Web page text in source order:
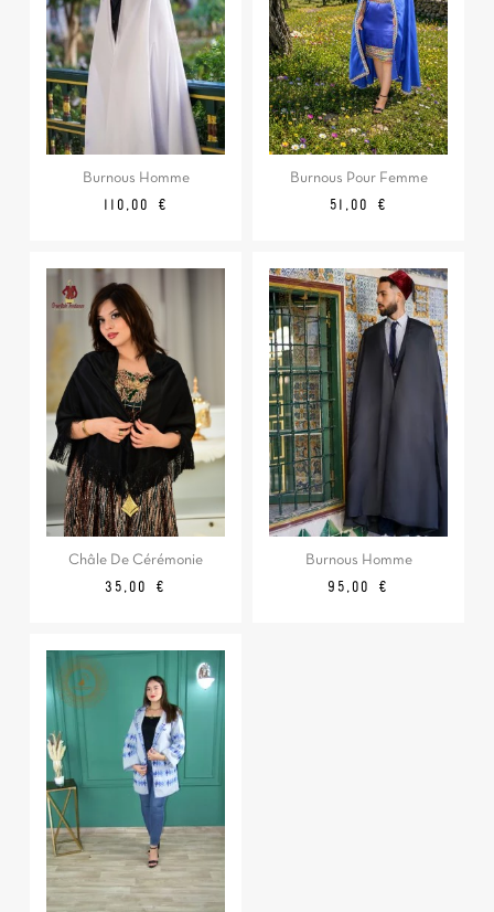
Burnous Homme
Prix
110,00 €
Burnous Pour Femme
Prix
51,00 €
Châle De Cérémonie
Prix
35,00 €
Burnous Homme
Prix
95,00 €